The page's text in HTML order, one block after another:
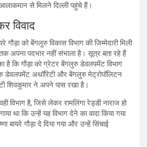
से मिलने दिल्ली पहुंचे हैं।
विवाद
गौड़ा को बेंगलुरु विकास विभाग की जिम्मेदारी मिली
अपना पदभार नहीं संभाला है। सूत्र बता रहे हैं
है कि गौड़ा को ग्रेटर बेंगलुरु डेवलपमेंट विभाग
डेवलपमेंट अथॉरिटी और बेंगलुरु मेट्रोपॉलिटन
शिवकुमार ने अपने पास रखा है।
विभाग है, जिसे लेकर रामलिंगा रेड्डी नाराज हो
था कि उन्हें यह विभाग देने का वादा किया गया
बायरे गौड़ा दे दिया गया और उन्हें सिंचाई